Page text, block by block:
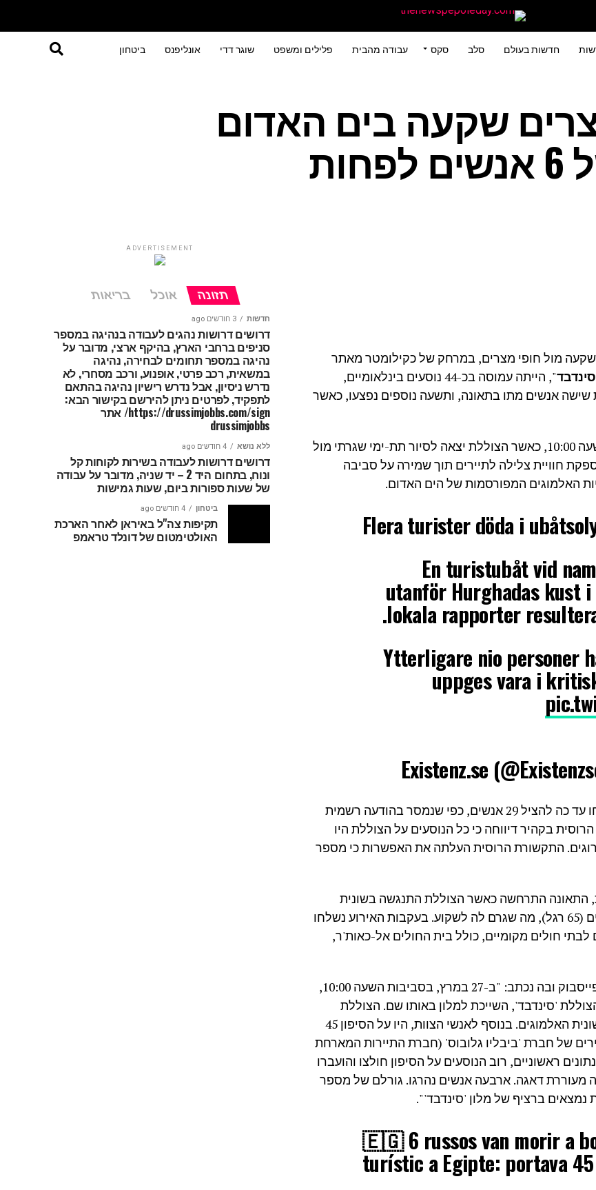
חדשות בעולם סלב סקס עבודה מהבית פלילים ומשפט שוגר דדי אונליפנס ביטחון
שקעה בים האדום
מול חופי מצרים, במרחק של כקילומטר מאתר
סינדבד
", הייתה עמוסה בכ-44 נוסעים בינלאומיים,
שישה אנשים מתו בתאונה, ותשעה נוספים נפצעו, כאשר
האירוע התרחש הבוקר (חמישי), בסביבות השעה 10:00, כאשר הצוללת יצאה לסיור תת-ימי שגרתי מול
חוויית צלילה לתיירים תוך שמירה על סביבה
האלמוגים המפורסמות של הים האדום.
Flera turister döda i
En turistubåt vid
utanför Hurghadas kust
lokala rapporter
Ytterligare nio personer
uppges vara i
גורמים מצריים מסרו כי שירותי ההצלה הצליחו עד כה להציל 29 אנשים, כפי שנמסר בהודעה רשמית
בקהיר דיווחה כי כל הנוסעים על הצוללת היו
התקשורת הרוסית העלתה את האפשרות כי מספר
התאונה התרחשה כאשר הצוללת התנגשה בשונית
אלמוגים ו"איבדה לחץ" בעומק של כ-20 מטרים (65 רגל), מה שגרם לה לשקוע. בעקבות האירוע נשלחו
לבתי חולים מקומיים, כולל בית החולים אל-כאות'ר,
השגרירות הרוסית במצרים פרסמה הודעה בפייסבוק ובה נכתב: "ב-27 במרץ, בסביבות השעה 10:00,
של הצוללת 'סינדבד', השייכת למלון באותו שם. הצוללת
ביצעה סיורים תת-ימיים רגילים עם סיור של שונית האלמוגים. בנוסף לאנשי הצוות, היו על הסיפון 45
של חברת 'ביבליו גלובוס' (חברת התיירות המארחת
ראשוניים, רוב הנוסעים על הסיפון חולצו והועברו
מעוררת דאגה. ארבעה אנשים נהרגו. גורלם של מספר
נמצאים ברציף של מלון 'סינדבד'".
🇪🇬 6 russos van morir a
turístic a Egipte: portava
ADVERTISEMENT
תזונה אוכל בריאות
חדשות 3 חודשים ago
דרושים דרושות נהגים לעבודה בנהיגה במספר
סניפים ברחבי הארץ, בהיקף ארצי, מדובר על
נהיגה במספר תחומים לבחירה, נהיגה
במשאית, רכב פרטי, אופנוע, ורכב מסחרי, לא
נדרש ניסיון, אבל נדרש רישיון נהיגה בהתאם
לתפקיד, לפרטים ניתן להירשם בקישור הבא:
https://drussimjobbs.com/sign/ אתר
drussimjobbs
ללא נושא 4 חודשים ago
דרושים דרושות לעבודה בשירות לקוחות קל
ונוח, בתחום היד 2 – יד שניה, מדובר על עבודה
של שעות ספורות ביום, שעות גמישות
ביטחון 4 חודשים ago
תקיפות צה"ל באיראן לאחר הארכת
האולטימטום של דונלד טראמפ